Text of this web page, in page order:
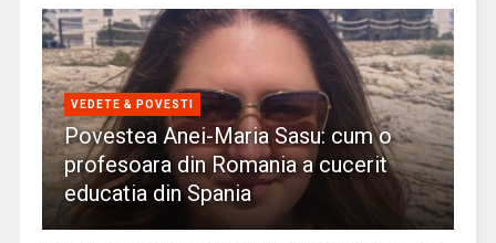
VEDETE & POVESTI
Povestea Anei-Maria Sasu: cum o
profesoara din Romania a cucerit
educatia din Spania